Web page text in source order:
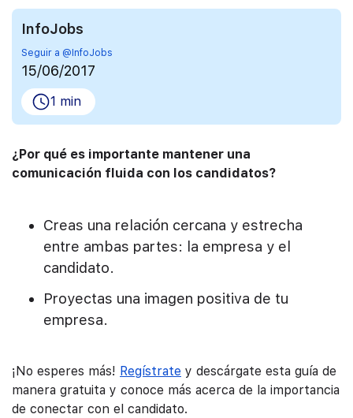
InfoJobs
Seguir a @InfoJobs
15/06/2017
1 min
¿Por qué es importante mantener una
comunicación fluida con los candidatos?
Creas una relación cercana y estrecha
entre ambas partes: la empresa y el
candidato.
Proyectas una imagen positiva de tu
empresa.
¡No esperes más! Regístrate y descárgate esta guía de
manera gratuita y conoce más acerca de la importancia
de conectar con el candidato.